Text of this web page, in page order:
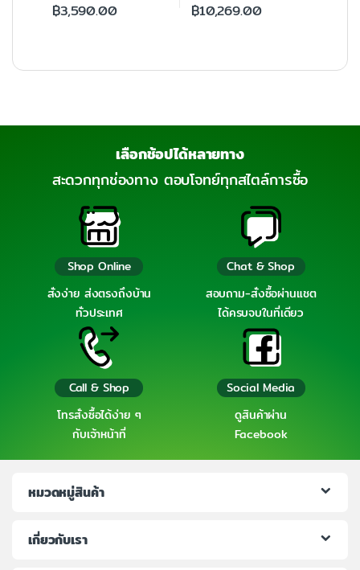
฿3,590.00 ฿10,269.00
เลือกช้อปได้หลายทาง
สะดวกทุกช่องทาง ตอบโจทย์ทุกสไตล์การซื้อ
Shop Online
สั่งง่าย ส่งตรงถึงบ้าน
ทั่วประเทศ
Chat & Shop
สอบถาม-สั่งซื้อผ่านแชต
ได้ครบจบในที่เดียว
Call & Shop
โทรสั่งซื้อได้ง่าย ๆ
กับเจ้าหน้าที่
Social Media
ดูสินค้าผ่าน
Facebook
หมวดหมู่สินค้า
เกี่ยวกับเรา